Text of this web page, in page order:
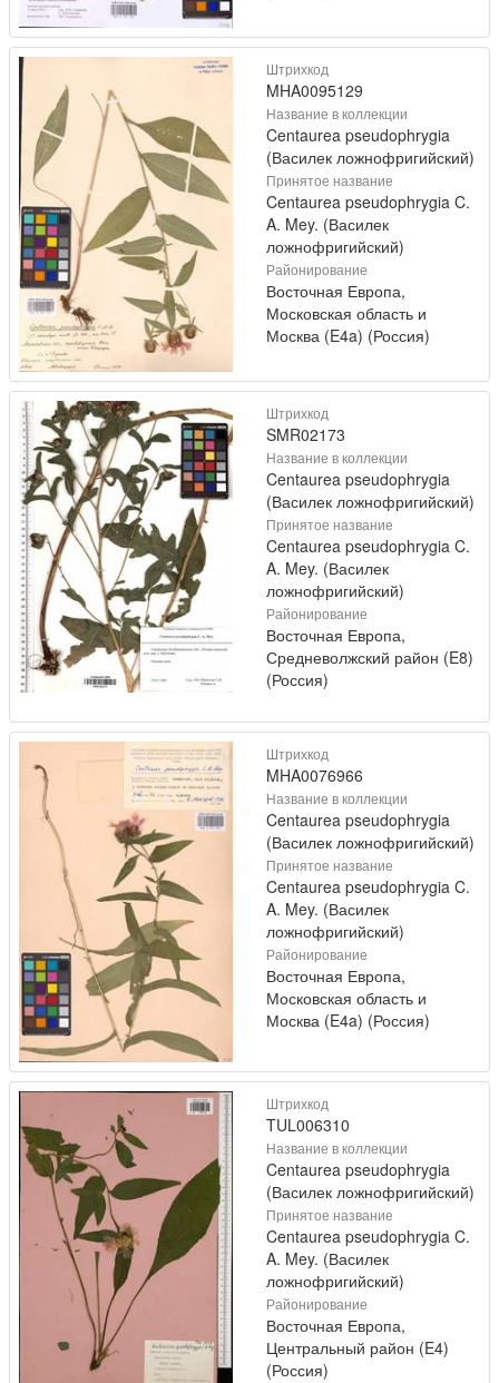
Штрихкод
MHA0095129
Название в коллекции
Centaurea pseudophrygia
(Василек ложнофригийский)
Принятое название
Centaurea pseudophrygia C.
A. Mey. (Василек
ложнофригийский)
Районирование
Восточная Европа,
Московская область и
Москва (E4a) (Россия)
Штрихкод
SMR02173
Название в коллекции
Centaurea pseudophrygia
(Василек ложнофригийский)
Принятое название
Centaurea pseudophrygia C.
A. Mey. (Василек
ложнофригийский)
Районирование
Восточная Европа,
Средневолжский район (E8)
(Россия)
Штрихкод
MHA0076966
Название в коллекции
Centaurea pseudophrygia
(Василек ложнофригийский)
Принятое название
Centaurea pseudophrygia C.
A. Mey. (Василек
ложнофригийский)
Районирование
Восточная Европа,
Московская область и
Москва (E4a) (Россия)
Штрихкод
TUL006310
Название в коллекции
Centaurea pseudophrygia
(Василек ложнофригийский)
Принятое название
Centaurea pseudophrygia C.
A. Mey. (Василек
ложнофригийский)
Районирование
Восточная Европа,
Центральный район (E4)
(Россия)